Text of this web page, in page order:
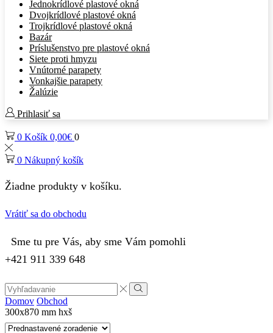
Jednokrídlové plastové okná
Dvojkrídlové plastové okná
Trojkrídlové plastové okná
Bazár
Príslušenstvo pre plastové okná
Siete proti hmyzu
Vnútorné parapety
Vonkajšie parapety
Žalúzie
Prihlasiť sa
0 Košík 0,00€ 0
0 Nákupný košík
Žiadne produkty v košíku.
Vrátiť sa do obchodu
Sme tu pre Vás, aby sme Vám pomohli
+421 911 339 648
Search
input
Vyhľadávanie
Domov Obchod
300x870 mm hxš